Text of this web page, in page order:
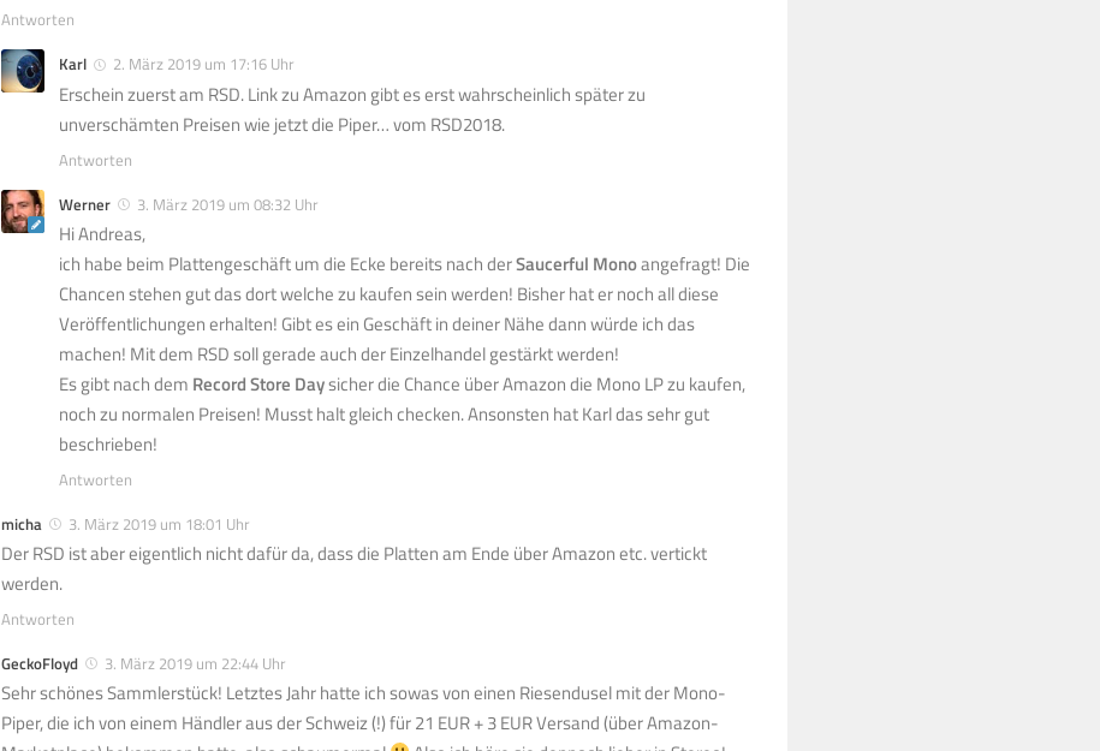
Antworten
Karl
2. März 2019 um 17:16 Uhr
Erschein zuerst am RSD. Link zu Amazon gibt es erst wahrscheinlich später zu
unverschämten Preisen wie jetzt die Piper… vom RSD2018.
Antworten
Werner
3. März 2019 um 08:32 Uhr
Hi Andreas,
ich habe beim Plattengeschäft um die Ecke bereits nach derSaucerful Monoangefragt! Die
Chancen stehen gut das dort welche zu kaufen sein werden! Bisher hat er noch all diese
Veröffentlichungen erhalten! Gibt es ein Geschäft in deiner Nähe dann würde ich das
machen! Mit dem RSD soll gerade auch der Einzelhandel gestärkt werden!
Es gibt nach dem Record Store Daysicher die Chance über Amazon die Mono LP zu kaufen,
noch zu normalen Preisen! Musst halt gleich checken. Ansonsten hat Karl das sehr gut
beschrieben!
Antworten
micha
3. März 2019 um 18:01 Uhr
Der RSD ist aber eigentlich nicht dafür da, dass die Platten am Ende über Amazon etc. vertickt
werden.
Antworten
GeckoFloyd
3. März 2019 um 22:44 Uhr
Sehr schönes Sammlerstück! Letztes Jahr hatte ich sowas von einen Riesendusel mit der Mono-
Piper, die ich von einem Händler aus der Schweiz (!) für 21 EUR + 3 EUR Versand (über Amazon-